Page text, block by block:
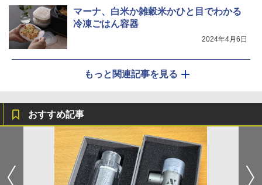
マーナ、白米か雑穀米かひと目でわかる
冷凍ごはん容器
2024年4月6日
もっと関連記事を見る
おすすめ記事